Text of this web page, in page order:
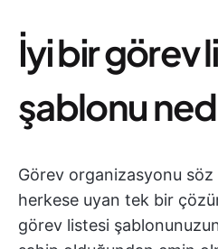
İyi bir görev
şablonu
Görev organizasyonu
herkese uyan tek bir
görev listesi